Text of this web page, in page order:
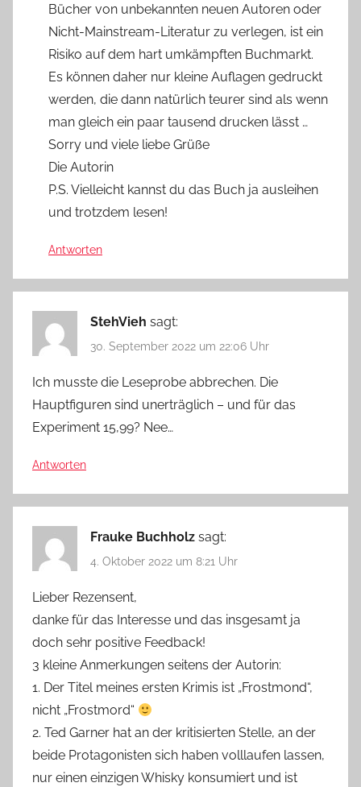
Bücher von unbekannten neuen Autoren oder
Nicht-Mainstream-Literatur zu verlegen, ist ein
Risiko auf dem hart umkämpften Buchmarkt.
Es können daher nur kleine Auflagen gedruckt
werden, die dann natürlich teurer sind als wenn
man gleich ein paar tausend drucken lässt …
Sorry und viele liebe Grüße
Die Autorin
P.S. Vielleicht kannst du das Buch ja ausleihen
und trotzdem lesen!
Antworten
StehVieh sagt:
30. September 2022 um 22:06 Uhr
Ich musste die Leseprobe abbrechen. Die
Hauptfiguren sind unerträglich – und für das
Experiment 15,99? Nee…
Antworten
Frauke Buchholz sagt:
4. Oktober 2022 um 8:21 Uhr
Lieber Rezensent,
danke für das Interesse und das insgesamt ja
doch sehr positive Feedback!
3 kleine Anmerkungen seitens der Autorin:
1. Der Titel meines ersten Krimis ist „Frostmond“,
nicht „Frostmord“
2. Ted Garner hat an der kritisierten Stelle, an der
beide Protagonisten sich haben volllaufen lassen,
nur einen einzigen Whisky konsumiert und ist